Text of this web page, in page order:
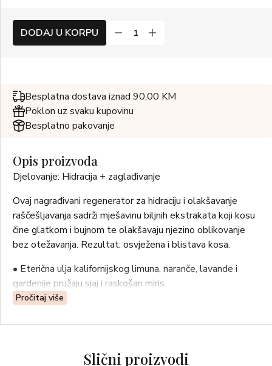
DODAJ U KORPU
Besplatna dostava iznad 90,00 KM
Poklon uz svaku kupovinu
Besplatno pakovanje
Opis proizvoda
Djelovanje: Hidracija + zaglađivanje
Ovaj nagrađivani regenerator za hidraciju i olakšavanje
raščešljavanja sadrži mješavinu biljnih ekstrakata koji kosu
čine glatkom i bujnom te olakšavaju njezino oblikovanje
bez otežavanja. Rezultat: osvježena i blistava kosa.
• Eterična ulja kalifornijskog limuna, naranče, lavande i
gardenije pružaju sjaj i raskošan miris.
• Regenerira i raspliće neukrotivu kosu te je čini
• Hranjiva mješavina afričkog shea maslaca, pšeničnih klica i
Pročitaj više
Slični proizvodi